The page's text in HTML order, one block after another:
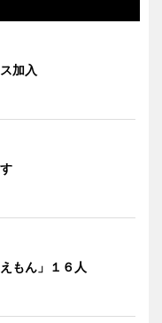
加入
す
もん」１６人